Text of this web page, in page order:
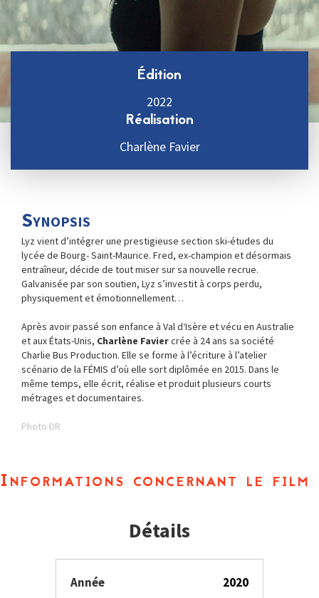
Édition
2022
Réalisation
Charlène Favier
Synopsis
Lyz vient d’intégrer une prestigieuse section ski-études du
lycée de Bourg- Saint-Maurice. Fred, ex-champion et désormais
entraîneur, décide de tout miser sur sa nouvelle recrue.
Galvanisée par son soutien, Lyz s’investit à corps perdu,
physiquement et émotionnellement…
Après avoir passé son enfance à Val d‘Isère et vécu en Australie
et aux États-Unis, Charlène Faviercrée à 24 ans sa société
Charlie Bus Production. Elle se forme à l’écriture à l’atelier
scénario de la FÉMIS d’où elle sort diplômée en 2015. Dans le
même temps, elle écrit, réalise et produit plusieurs courts
métrages et documentaires.
Photo DR
Informations concernant le film
Détails
Année 2020